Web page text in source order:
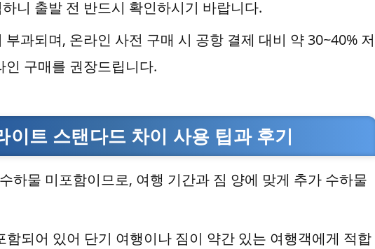
니 출발 전 반드시 확인하시기 바랍니다.
부과되며, 온라인 사전 구매 시 공항 결제 대비 약 30~40% 저
인 구매를 권장드립니다.
이트 스탠다드 차이 사용 팁과 후기
하물 미포함이므로, 여행 기간과 짐 양에 맞게 추가 수하물
되어 있어 단기 여행이나 짐이 약간 있는 여행객에게 적합